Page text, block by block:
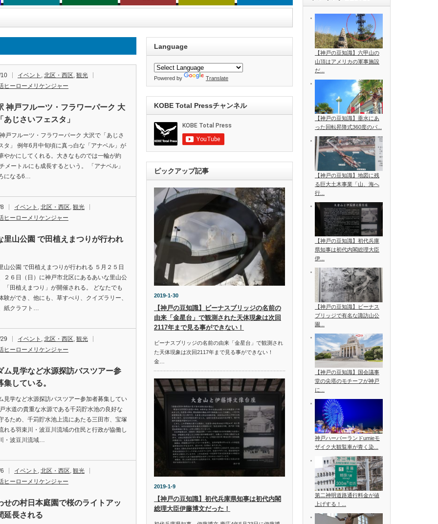
イベント , 北区・西区, 観光
ヒーローメリケンジャー
神戸フルーツ・フラワーパーク 大
あじさいフェスタ」
戸フルーツ・フラワーパーク 大沢で「あじさ
タ」 例年6月中旬頃に真っ白な「アナベル」が
やかにしてくれる。大きなものでは一輪が約
メートルにも成長するという。 「アナベル」
になる6…
イベント , 北区・西区, 観光
ヒーローメリケンジャー
里山公園 で田植えまつりが行われ
山公園 で田植えまつりが行われる ５月２５日
２６日（日）に神戸市北区にあるあいな里山公
「田植えまつり」が開催される。 どなたでも
験ができ、他にも、草すべり、クイズラリー、
紙クラフト…
イベント , 北区・西区, 観光
ヒーローメリケンジャー
ム見学など水源探訪バスツアー参
集している。
見学など水源探訪バスツアー参加者募集してい
水道の貴重な水源である千苅貯水池の良好な
るため、千苅貯水池上流にあたる三田市、宝塚
れる羽束川・波豆川流域の住民と行政が協働し
・波豆川流域…
イベント , 北区・西区, 観光
ヒーローメリケンジャー
せの村日本庭園で桜のライトアッ
延長される
Language
Powered by Translate
KOBE Total Pressチャンネル
ピックアップ記事
2019-1-30
【神戸の豆知識】ビーナスブリッジの名前の
由来「金星台」で観測された天体現象は次回
2117年まで見る事ができない！
ビーナスブリッジの名前の由来「金星台」で観測され
た天体現象は次回2117年まで見る事ができない！
金…
2019-1-9
【神戸の豆知識】初代兵庫県知事は初代内閣
総理大臣伊藤博文だった！
【神戸の豆知識】六甲山の
山頂はアメリカの軍事施設
だ...
【神戸の豆知識】垂水にあ
った回転昇降式360度のパ...
【神戸の豆知識】地図に残
る巨大土木事業「山、海へ
行...
【神戸の豆知識】初代兵庫
県知事は初代内閣総理大臣
伊...
【神戸の豆知識】ビーナス
ブリッジで有名な諏訪山公
園...
【神戸の豆知識】国会議事
堂の尖塔のモチーフが神戸
に...
神戸ハーバーランドumieモ
ザイク大観覧車が青く染...
第二神明道路通行料金が値
上げする！...